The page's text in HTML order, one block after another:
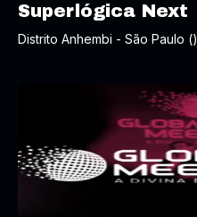
Superlógica Next
Distrito Anhembi - São Paulo ()